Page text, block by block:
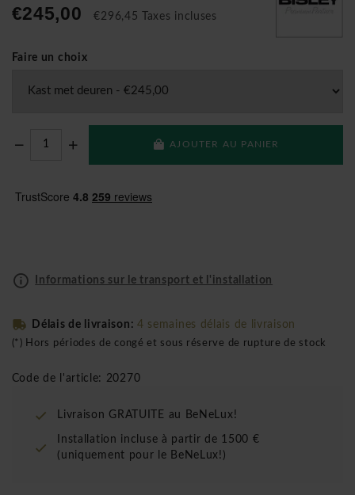
€245,00 €296,45 Taxes incluses
Faire un choix
AJOUTER AU PANIER
Informations sur le transport et l'installation
Délais de livraison: 4 semaines délais de livraison
(*) Hors périodes de congé et sous réserve de rupture de stock
Code de l'article: 20270
Livraison GRATUITE au BeNeLux!
Installation incluse à partir de 1500 €
(uniquement pour le BeNeLux!)